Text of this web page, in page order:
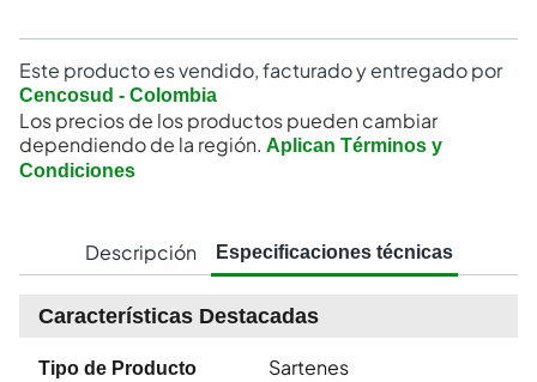
Este producto es vendido, facturado y entregado por
Cencosud - Colombia
Los precios de los productos pueden cambiar
dependiendo de la región. Aplican Términos y
Condiciones
Descripción Especificaciones técnicas
Características Destacadas
Tipo de Producto Sartenes